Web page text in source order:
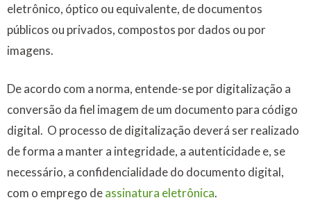
eletrônico, óptico ou equivalente, de documentos
públicos ou privados, compostos por dados ou por
imagens.
De acordo com a norma, entende-se por digitalização a
conversão da fiel imagem de um documento para código
digital. O processo de digitalização deverá ser realizado
de forma a manter a integridade, a autenticidade e, se
necessário, a confidencialidade do documento digital,
com o emprego deassinatura eletrônica.